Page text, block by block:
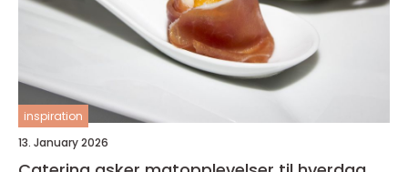
inspiration
13. January 2026